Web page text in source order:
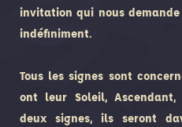
invitation qui nous
indéfiniment.
Tous les signes sont
ont leur Soleil,
deux signes, ils seront